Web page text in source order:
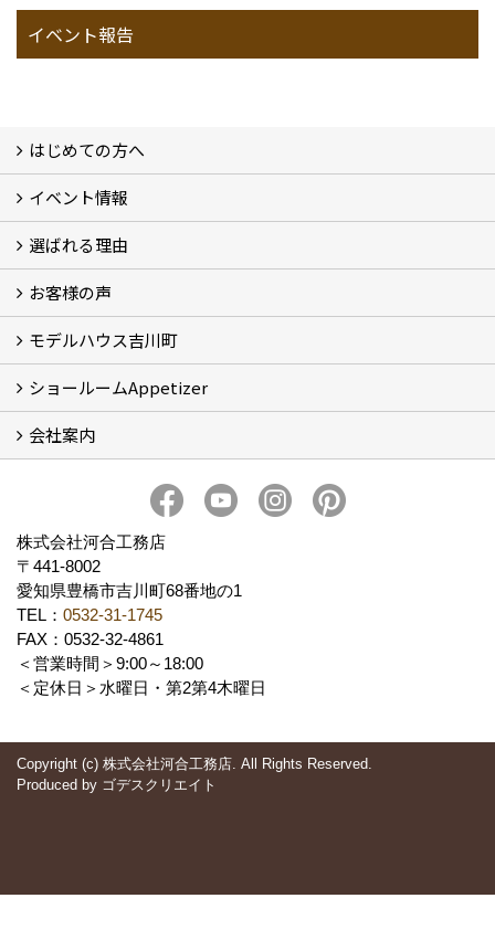
イベント報告
はじめての方へ
フォトギャラリー
性能について
自然素材のお家
オーナー様のおうち訪問
イベント情報
イベント情報
選ばれる理由
5つのやさしさ宣言
3つのプロ宣言
お家づくりスケジュール
お客様の声
お客様の声
モデルハウス吉川町
吉川町モデルハウス
ショールームAppetizer
Appetizer(ショールーム)
Appetizer(レンタルスペース)
会社案内
社長 河合智之の想い
求人情報 Recruit
株式会社河合工務店
〒441-8002
愛知県豊橋市吉川町68番地の1
TEL： 0532-31-1745
FAX：0532-32-4861
＜営業時間＞9:00～18:00
＜定休日＞水曜日・第2第4木曜日
Copyright (c) 株式会社河合工務店. All Rights Reserved.
Produced by ゴデスクリエイト